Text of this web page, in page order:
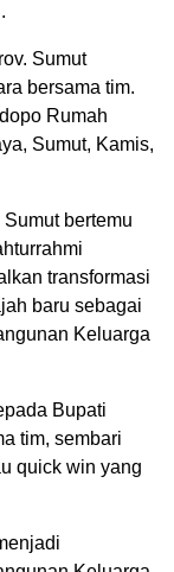
Sumut
bersama tim.
Rumah
Sumut, Kamis,
bertemu
transformasi
baru sebagai
Keluarga
Bupati
tim, sembari
quick win yang